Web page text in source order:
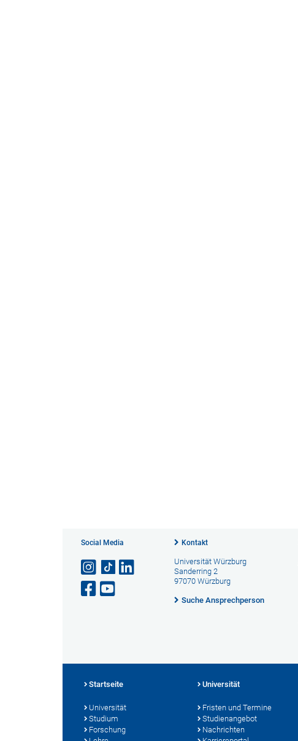
Social Media Kontakt
Universität Würzburg
Sanderring 2
97070 Würzburg
Suche Ansprechperson
Startseite
Universität
Studium
Forschung
Universität
Fristen und Termine
Studienangebot
Nachrichten